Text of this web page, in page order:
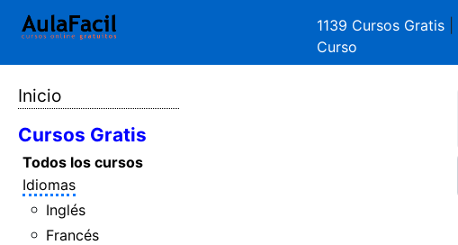
1139 Cursos Gratis
Curso
Inicio
Cursos Gratis
Todos los cursos
Idiomas
Inglés
Francés